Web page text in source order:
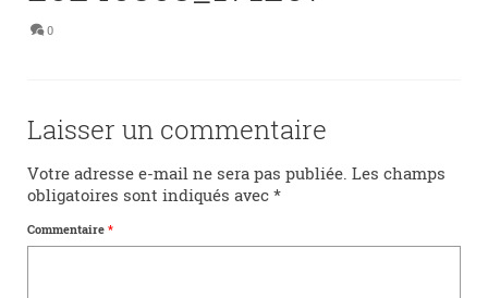
0
Laisser un commentaire
Votre adresse e-mail ne sera pas publiée. Les champs
obligatoires sont indiqués avec *
Commentaire *